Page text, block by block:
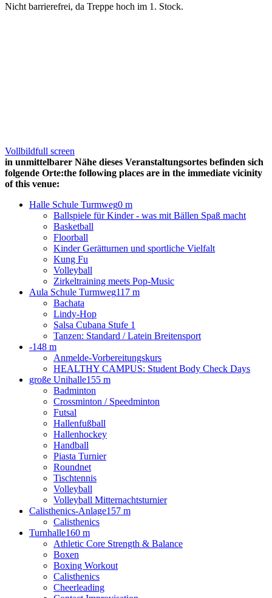
Nicht barrierefrei, da Treppe hoch im 1. Stock.
Vollbildfull screen
in unmittelbarer Nähe dieses Veranstaltungsortes befinden sich
folgende Orte:the following places are in the immediate vicinity
of this venue:
Halle Schule Turmweg0 m
Ballspiele für Kinder - was mit Bällen Spaß macht
Basketball
Floorball
Kinder Gerätturnen und sportliche Vielfalt
Kung Fu
Volleyball
Zirkeltraining meets Pop-Music
Aula Schule Turmweg117 m
Bachata
Lindy-Hop
Salsa Cubana Stufe 1
Tanzen: Standard / Latein Breitensport
-148 m
Anmelde-Vorbereitungskurs
HEALTHY CAMPUS: Student Body Check Days
große Unihalle155 m
Badminton
Crossminton / Speedminton
Futsal
Hallenfußball
Hallenhockey
Handball
Piasta Turnier
Roundnet
Tischtennis
Volleyball
Volleyball Mitternachtsturnier
Calisthenics-Anlage157 m
Calisthenics
Turnhalle160 m
Athletic Core Strength & Balance
Boxen
Boxing Workout
Calisthenics
Cheerleading